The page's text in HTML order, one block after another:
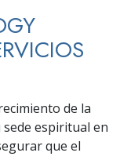
de la
espiritual en
que el